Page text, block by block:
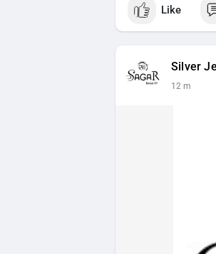
Like
Silver
12 m